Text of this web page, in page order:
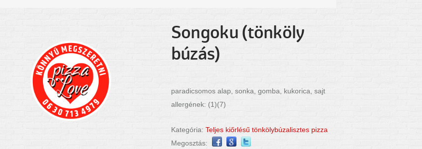
Songoku (tönköly
búzás)
paradicsomos alap, sonka, gomba, kukorica, sajt
allergének: (1)(7)
Kategória: Teljes kiőrlésű tönkölybúzalisztes pizza
Megosztás: